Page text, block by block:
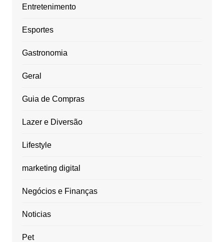
Entretenimento
Esportes
Gastronomia
Geral
Guia de Compras
Lazer e Diversão
Lifestyle
marketing digital
Negócios e Finanças
Noticias
Pet